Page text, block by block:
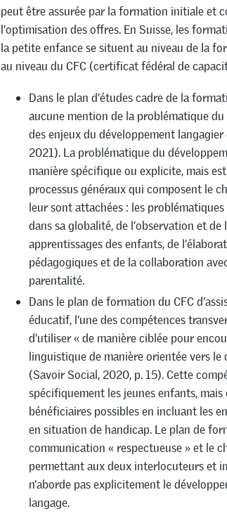
peut être assurée par la formation initiale et
l’optimisation des offres. En Suisse, les
la petite enfance se situent au niveau de la
au niveau du CFC (certificat fédéral de
Dans le plan d’études cadre de la
aucune mention de la problématique
des enjeux du développement
2021). La problématique du
manière spécifique ou explicite, mais
processus généraux qui composent le
leur sont attachées : les
dans sa globalité, de l’observation et
apprentissages des enfants, de
pédagogiques et de la collaboration
parentalité.
Dans le plan de formation du CFC
éducatif, l’une des compétences
d’utiliser « de manière ciblée pour
linguistique de manière orientée vers
(Savoir Social, 2020, p. 15). Cette
spécifiquement les jeunes enfants,
bénéficiaires possibles en incluant les
en situation de handicap. Le plan de
communication « respectueuse » et le
permettant aux deux interlocuteurs et
n’aborde pas explicitement le
langage.